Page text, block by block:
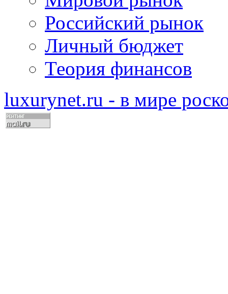
Российский рынок
Личный бюджет
Теория финансов
luxurynet.ru - в мире